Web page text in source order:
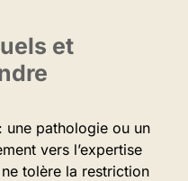
et
une pathologie ou un
vers l’expertise
tolère la restriction